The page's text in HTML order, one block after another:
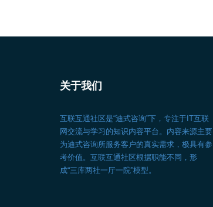
关于我们
互联互通社区是“迪式咨询”下，专注于IT互联
网交流与学习的知识内容平台。内容来源主要
为迪式咨询所服务客户的真实需求，极具有参
考价值。互联互通社区根据职能不同，形
成“三库两社一厅一院”模型。